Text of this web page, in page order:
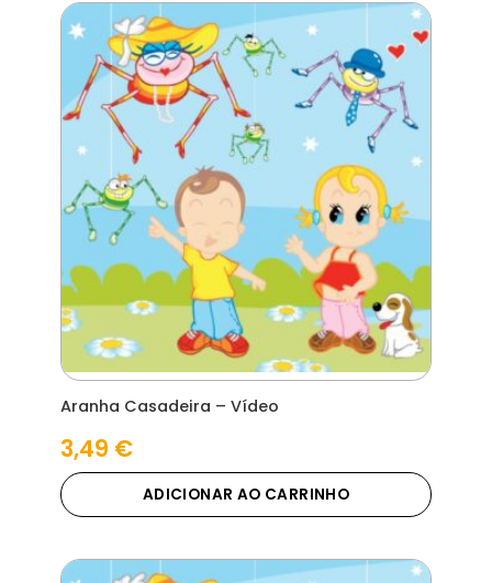
Aranha Casadeira – Vídeo
3,49 €
ADICIONAR AO CARRINHO